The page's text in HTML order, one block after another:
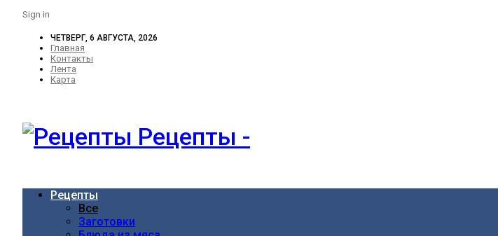
Sign in
ЧЕТВЕРГ, 6 АВГУСТА, 2026
Главная
Контакты
Лента
Карта
Рецепты -
Рецепты
Все
Заготовки